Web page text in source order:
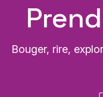
Bouger, rire,